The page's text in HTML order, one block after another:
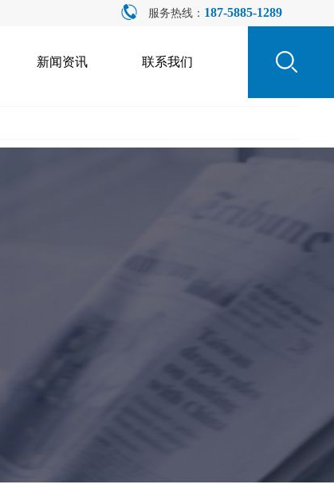
服务热线： 187-5885-1289
新闻资讯 联系我们